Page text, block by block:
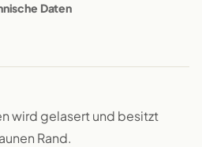
Daten
wird gelasert und besitzt
Rand.